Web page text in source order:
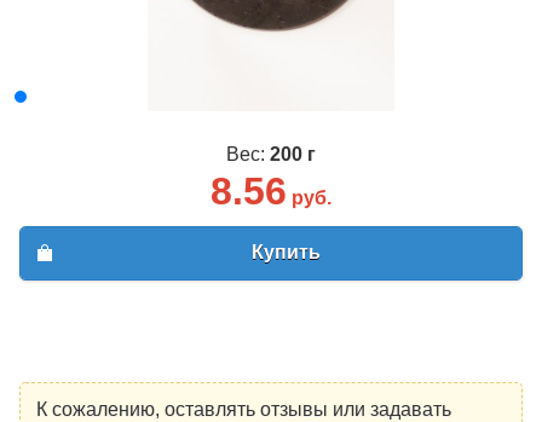
Вес: 200 г
8.56 руб.
Купить
К сожалению, оставлять отзывы или задавать